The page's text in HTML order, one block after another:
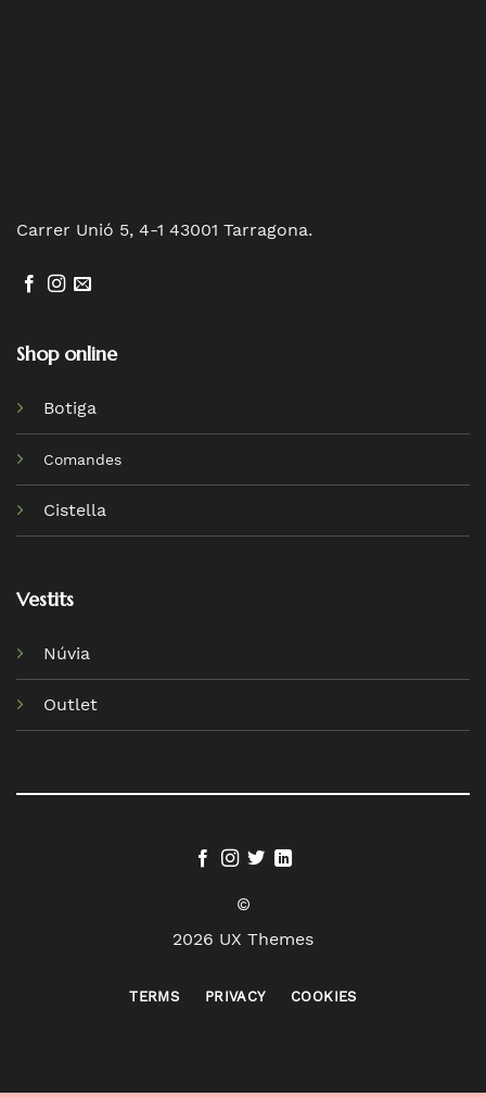
Carrer Unió 5, 4-1 43001 Tarragona.
Shop online
Botiga
Comandes
Cistella
Vestits
Núvia
Outlet
©
2026 UX Themes
TERMS PRIVACY COOKIES